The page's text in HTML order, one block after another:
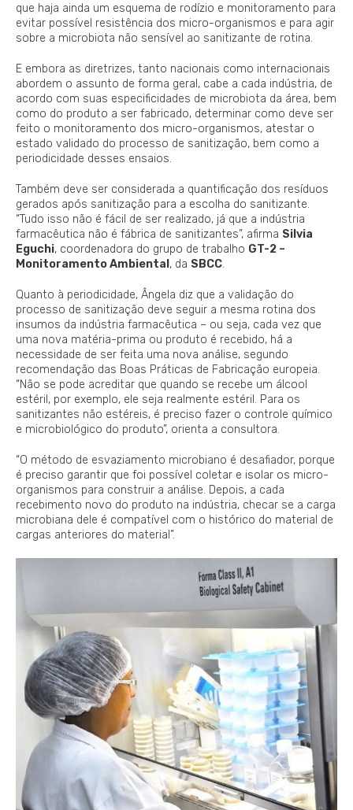
que haja ainda um esquema de rodízio e monitoramento para
evitar possível resistência dos micro-organismos e para agir
sobre a microbiota não sensível ao sanitizante de rotina.
E embora as diretrizes, tanto nacionais como internacionais
abordem o assunto de forma geral, cabe a cada indústria, de
acordo com suas especificidades de microbiota da área, bem
como do produto a ser fabricado, determinar como deve ser
feito o monitoramento dos micro-organismos, atestar o
estado validado do processo de sanitização, bem como a
periodicidade desses ensaios.
Também deve ser considerada a quantificação dos resíduos
gerados após sanitização para a escolha do sanitizante.
“Tudo isso não é fácil de ser realizado, já que a indústria
farmacêutica não é fábrica de sanitizantes”, afirma Silvia
Eguchi, coordenadora do grupo de trabalho GT-2 –
Monitoramento Ambiental , da SBCC.
Quanto à periodicidade, Ângela diz que a validação do
processo de sanitização deve seguir a mesma rotina dos
insumos da indústria farmacêutica – ou seja, cada vez que
uma nova matéria-prima ou produto é recebido, há a
necessidade de ser feita uma nova análise, segundo
recomendação das Boas Práticas de Fabricação europeia.
“Não se pode acreditar que quando se recebe um álcool
estéril, por exemplo, ele seja realmente estéril. Para os
sanitizantes não estéreis, é preciso fazer o controle químico
e microbiológico do produto”, orienta a consultora.
“O método de esvaziamento microbiano é desafiador, porque
é preciso garantir que foi possível coletar e isolar os micro-
organismos para construir a análise. Depois, a cada
recebimento novo do produto na indústria, checar se a carga
microbiana dele é compatível com o histórico do material de
cargas anteriores do material”.